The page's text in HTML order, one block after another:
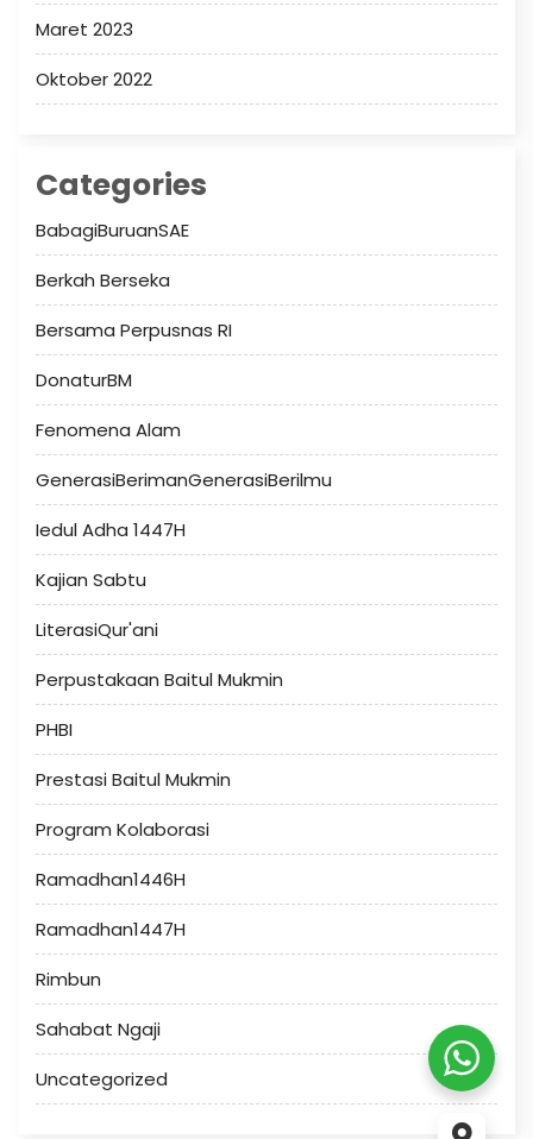
Maret 2023
Oktober 2022
Categories
BabagiBuruanSAE
Berkah Berseka
Bersama Perpusnas RI
DonaturBM
Fenomena Alam
GenerasiBerimanGenerasiBerilmu
Iedul Adha 1447H
Kajian Sabtu
LiterasiQur'ani
Perpustakaan Baitul Mukmin
PHBI
Prestasi Baitul Mukmin
Program Kolaborasi
Ramadhan1446H
Ramadhan1447H
Rimbun
Sahabat Ngaji
Uncategorized